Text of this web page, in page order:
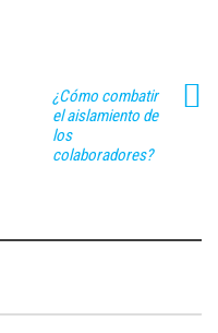
¿Cómo combatir
el aislamiento de
los
colaboradores?